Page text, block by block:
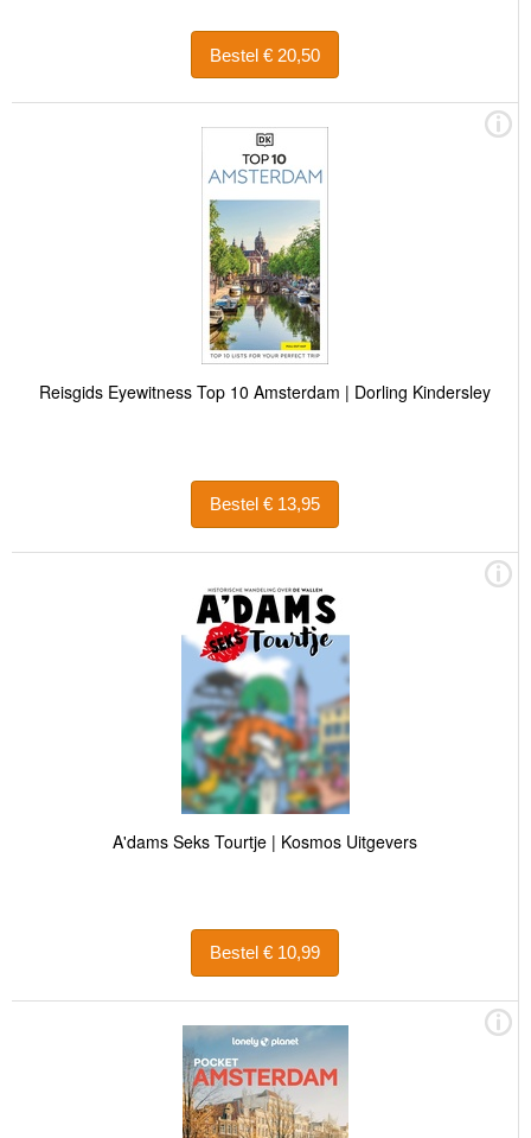
Bestel € 20,50
Reisgids Eyewitness Top 10 Amsterdam | Dorling Kindersley
Bestel € 13,95
A'dams Seks Tourtje | Kosmos Uitgevers
Bestel € 10,99